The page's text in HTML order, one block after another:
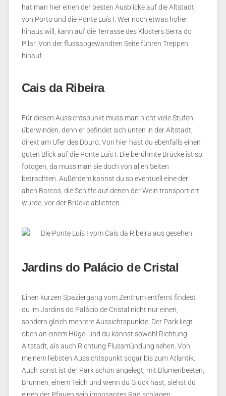
hat man hier einen der besten Ausblicke auf die Altstadt
von Porto und die Ponte Luís I. Wer noch etwas höher
hinaus will, kann auf die Terrasse des Klosters Serra do
Pilar. Von der flussabgewandten Seite führen Treppen
hinauf.
Cais da Ribeira
Für diesen Aussichtspunkt muss man nicht viele Stufen
überwinden, denn er befindet sich unten in der Altstadt,
direkt am Ufer des Douro. Von hier hast du ebenfalls einen
guten Blick auf die Ponte Luís I. Die berühmte Brücke ist so
fotogen, da muss man sie doch von allen Seiten
betrachten. Außerdem kannst du so eventuell eine der
alten Barcos, die Schiffe auf denen der Wein transportiert
wurde, vor der Brücke ablichten.
Jardins do Palácio de Cristal
Einen kurzen Spaziergang vom Zentrum entfernt findest
du im Jardins do Palácio de Cristal nicht nur einen,
sondern gleich mehrere Aussichtspunkte. Der Park liegt
oben an einem Hügel und du kannst sowohl Richtung
Altstadt, als auch Richtung Flussmündung sehen. Von
meinem liebsten Aussichtspunkt sogar bis zum Atlantik.
Auch sonst ist der Park schön angelegt, mit Blumenbeeten,
Brunnen, einem Teich und wenn du Glück hast, siehst du